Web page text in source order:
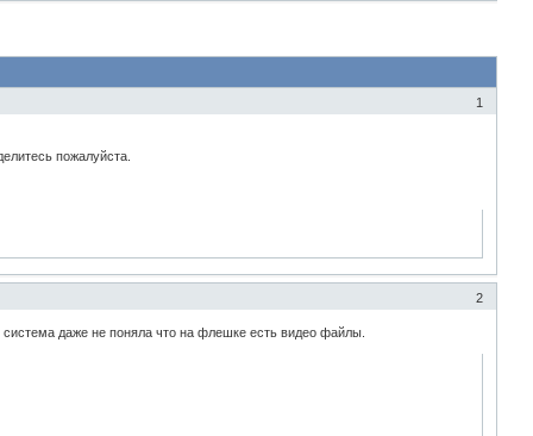
1
пожалуйста.
2
система даже не поняла что на флешке есть видео файлы.